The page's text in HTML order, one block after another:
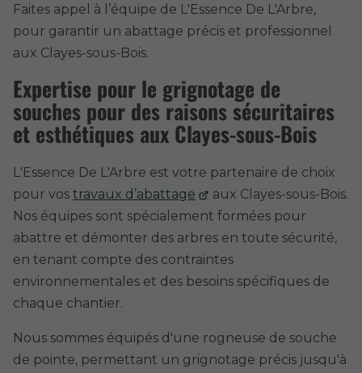
Faites appel à l’équipe de L'Essence De L'Arbre,
pour garantir un abattage précis et professionnel
aux Clayes-sous-Bois.
Expertise pour le grignotage de
souches pour des raisons sécuritaires
et esthétiques aux Clayes-sous-Bois
L'Essence De L'Arbre est votre partenaire de choix
pour vos travaux d’abattage
aux Clayes-sous-Bois.
Nos équipes sont spécialement formées pour
abattre et démonter des arbres en toute sécurité,
en tenant compte des contraintes
environnementales et des besoins spécifiques de
chaque chantier.
Nous sommes équipés d'une rogneuse de souche
de pointe, permettant un grignotage précis jusqu'à